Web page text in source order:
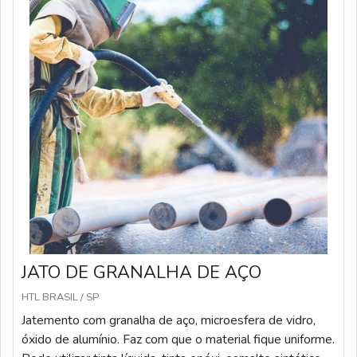
JATO DE GRANALHA DE AÇO
HTL BRASIL / SP
Jatemento com granalha de aço, microesfera de vidro,
óxido de alumínio. Faz com que o material fique uniforme.